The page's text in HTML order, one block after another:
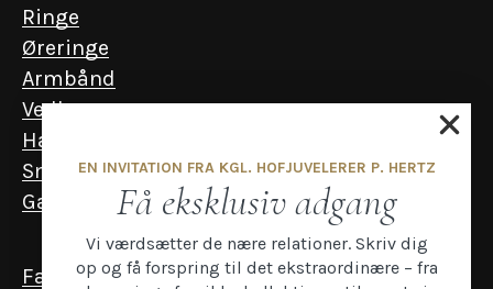
Ringe
Øreringe
Armbånd
Vedhæng
Halskæder
Smykker til mænd
Gavekort
Facebook
EN INVITATION FRA KGL. HOFJUVELERER P. HERTZ
Få eksklusiv adgang
Vi værdsætter de nære relationer. Skriv dig
op og få forspring til det ekstraordinære – fra